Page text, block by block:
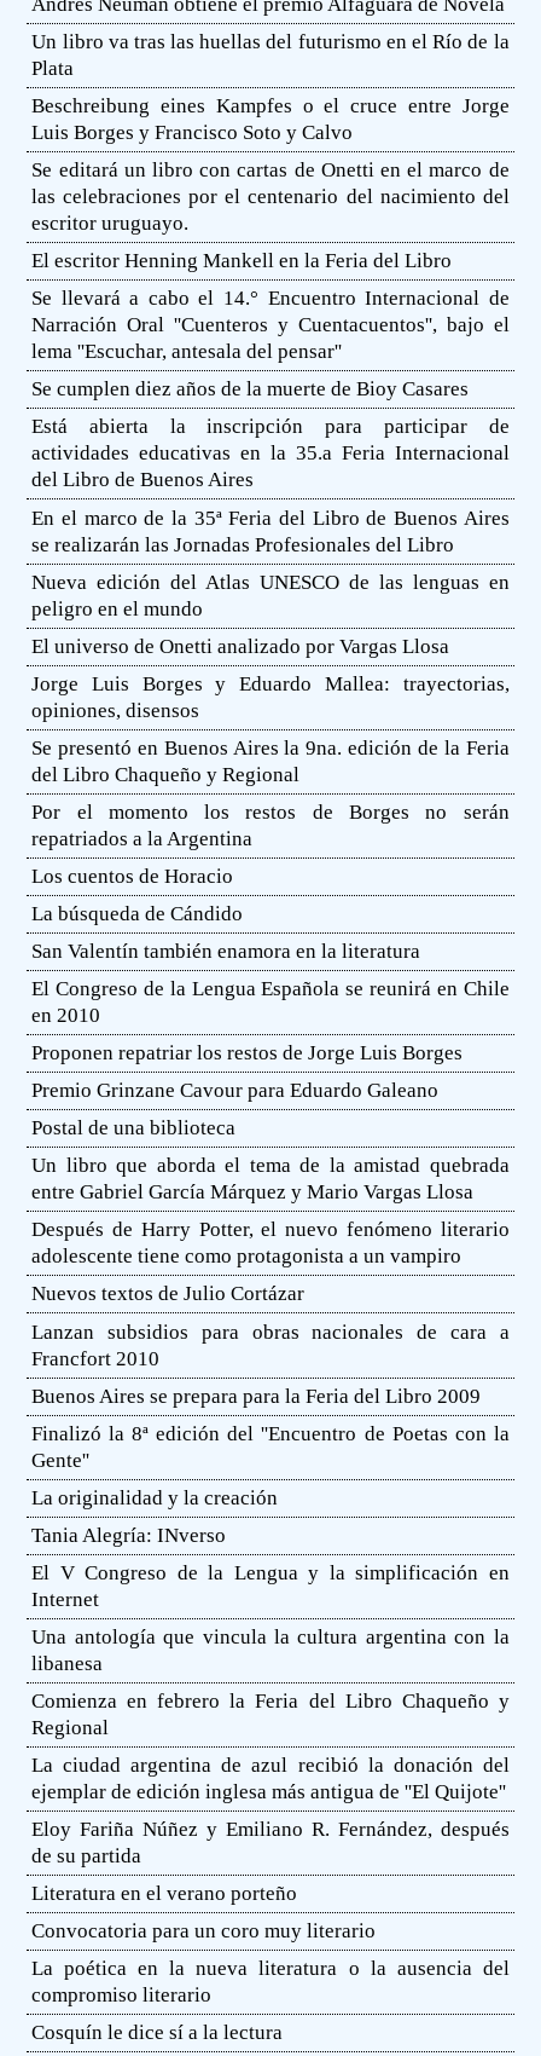
Un libro va tras las huellas del futurismo en el Río de la
Plata
Beschreibung eines Kampfes o el cruce entre Jorge
Luis Borges y Francisco Soto y Calvo
Se editará un libro con cartas de Onetti en el marco de
las celebraciones por el centenario del nacimiento del
escritor uruguayo.
El escritor Henning Mankell en la Feria del Libro
Se llevará a cabo el 14.° Encuentro Internacional de
Narración Oral ''Cuenteros y Cuentacuentos'', bajo el
lema ''Escuchar, antesala del pensar''
Se cumplen diez años de la muerte de Bioy Casares
Está abierta la inscripción para participar de
actividades educativas en la 35.a Feria Internacional
del Libro de Buenos Aires
En el marco de la 35ª Feria del Libro de Buenos Aires
se realizarán las Jornadas Profesionales del Libro
Nueva edición del Atlas UNESCO de las lenguas en
peligro en el mundo
El universo de Onetti analizado por Vargas Llosa
Jorge Luis Borges y Eduardo Mallea: trayectorias,
opiniones, disensos
Se presentó en Buenos Aires la 9na. edición de la Feria
del Libro Chaqueño y Regional
Por el momento los restos de Borges no serán
repatriados a la Argentina
Los cuentos de Horacio
La búsqueda de Cándido
San Valentín también enamora en la literatura
El Congreso de la Lengua Española se reunirá en Chile
en 2010
Proponen repatriar los restos de Jorge Luis Borges
Premio Grinzane Cavour para Eduardo Galeano
Postal de una biblioteca
Un libro que aborda el tema de la amistad quebrada
entre Gabriel García Márquez y Mario Vargas Llosa
Después de Harry Potter, el nuevo fenómeno literario
adolescente tiene como protagonista a un vampiro
Nuevos textos de Julio Cortázar
Lanzan subsidios para obras nacionales de cara a
Francfort 2010
Buenos Aires se prepara para la Feria del Libro 2009
Finalizó la 8ª edición del ''Encuentro de Poetas con la
Gente''
La originalidad y la creación
Tania Alegría: INverso
El V Congreso de la Lengua y la simplificación en
Internet
Una antología que vincula la cultura argentina con la
libanesa
Comienza en febrero la Feria del Libro Chaqueño y
Regional
La ciudad argentina de azul recibió la donación del
ejemplar de edición inglesa más antigua de ''El Quijote''
Eloy Fariña Núñez y Emiliano R. Fernández, después
de su partida
Literatura en el verano porteño
Convocatoria para un coro muy literario
La poética en la nueva literatura o la ausencia del
compromiso literario
Cosquín le dice sí a la lectura